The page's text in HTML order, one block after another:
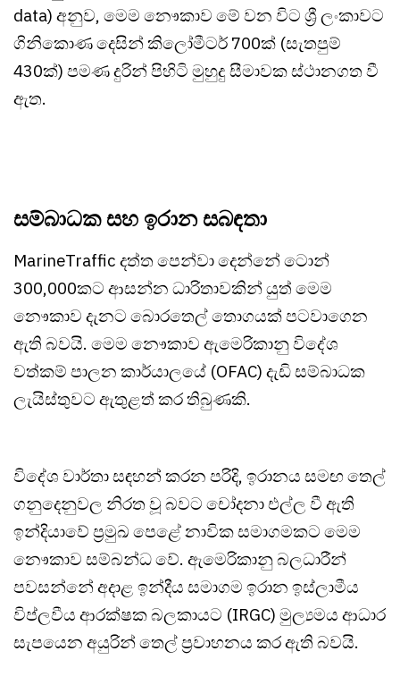
data) අනුව, මෙම නෞකාව මේ වන විට ශ්‍රී ලංකාවට
ගිනිකොණ දෙසින් කිලෝමීටර් 700ක් (සැතපුම්
430ක්) පමණ දුරින් පිහිටි මුහුදු සීමාවක ස්ථානගත වී
ඇත.
සම්බාධක සහ ඉරාන සබඳතා
MarineTraffic දත්ත පෙන්වා දෙන්නේ ටොන්
300,000කට ආසන්න ධාරිතාවකින් යුත් මෙම
නෞකාව දැනට බොරතෙල් තොගයක් පටවාගෙන
ඇති බවයි. මෙම නෞකාව ඇමෙරිකානු විදේශ
වත්කම් පාලන කාර්යාලයේ (OFAC) දැඩි සම්බාධක
ලැයිස්තුවට ඇතුළත් කර තිබුණකි.
විදේශ වාර්තා සඳහන් කරන පරිදි, ඉරානය සමඟ තෙල්
ගනුදෙනුවල නිරත වූ බවට චෝදනා එල්ල වී ඇති
ඉන්දියාවේ ප්‍රමුඛ පෙළේ නාවික සමාගමකට මෙම
නෞකාව සම්බන්ධ වේ. ඇමෙරිකානු බලධාරීන්
පවසන්නේ අදාළ ඉන්දීය සමාගම ඉරාන ඉස්ලාමීය
විප්ලවීය ආරක්ෂක බලකායට (IRGC) මුල්‍යමය ආධාර
සැපයෙන අයුරින් තෙල් ප්‍රවාහනය කර ඇති බවයි.